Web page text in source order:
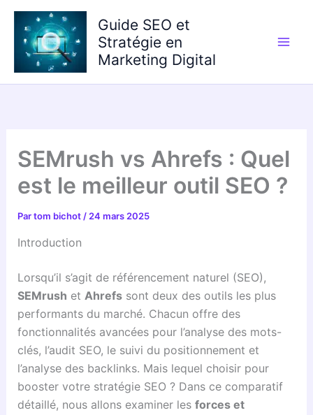
Aller
contenu
Guide SEO et
Stratégie en
Marketing Digital
SEMrush vs Ahrefs : Quel
est le meilleur outil SEO ?
Partom bichot / 24 mars 2025
Introduction
Lorsqu’il s’agit de référencement naturel (SEO),
SEMrush et Ahrefssont deux des outils les plus
performants du marché. Chacun offre des
fonctionnalités avancées pour l’analyse des mots-
clés, l’audit SEO, le suivi du positionnement et
l’analyse des backlinks. Mais lequel choisir pour
booster votre stratégie SEO ? Dans ce comparatif
détaillé, nous allons examiner les forces et